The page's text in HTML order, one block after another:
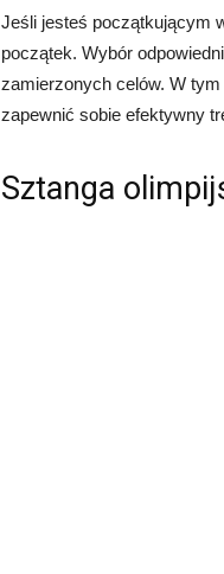
Jeśli jesteś początkującym
początek. Wybór
zamierzonych celów. W
zapewnić sobie efektywny
Sztanga